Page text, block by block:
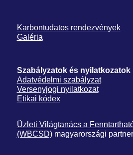
Karbontudatos rendezvények
Galéria
Szabályzatok és nyilatkozatok
Adatvédelmi szabályzat
Versenyjogi nyilatkozat
Etikai kódex
Üzleti Világtanács a
(WBCSD)magyarországi